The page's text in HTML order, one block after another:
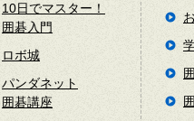
10日でマスター！
囲碁入門
ロボ城
パンダネット
囲碁講座